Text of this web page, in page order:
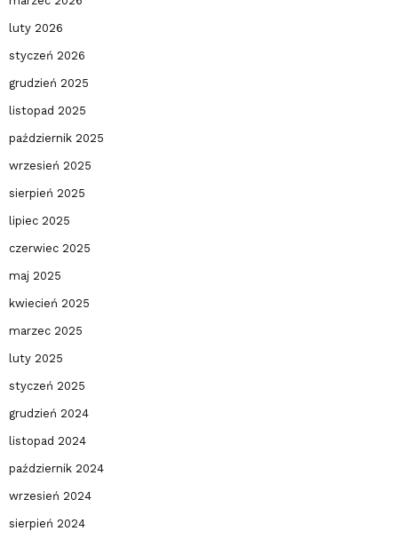
luty 2026
styczeń 2026
grudzień 2025
listopad 2025
październik 2025
wrzesień 2025
sierpień 2025
lipiec 2025
czerwiec 2025
maj 2025
kwiecień 2025
marzec 2025
luty 2025
styczeń 2025
grudzień 2024
listopad 2024
październik 2024
wrzesień 2024
sierpień 2024